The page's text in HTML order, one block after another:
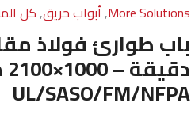
More Solutions
,أبواب حريق,كل
UL/SASO/FM/NFPA